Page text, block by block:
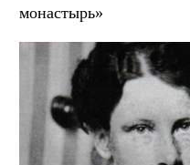
монастырь»